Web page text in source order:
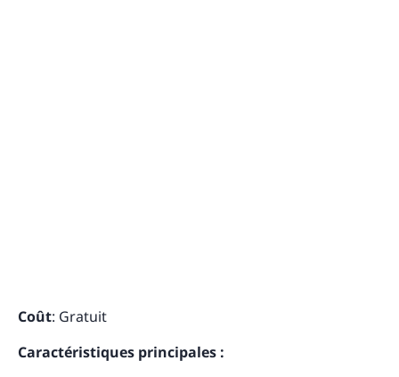
Coût: Gratuit
Caractéristiques principales :